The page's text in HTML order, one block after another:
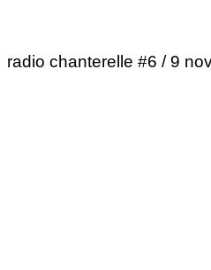
Contact
radio chanterelle #6 / 9